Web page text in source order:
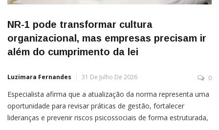
NR-1 pode transformar cultura
organizacional, mas empresas precisam ir
além do cumprimento da lei
Luzimara Fernandes 31 De Julho De 2026 0
Especialista afirma que a atualização da norma representa uma
oportunidade para revisar práticas de gestão, fortalecer
lideranças e prevenir riscos psicossociais de forma estruturada,